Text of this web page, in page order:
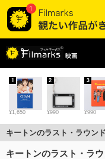
映画
¥1,650
1
¥990
2
¥990
3
キートンのラスト・ラウン
キートンのラスト・ラ